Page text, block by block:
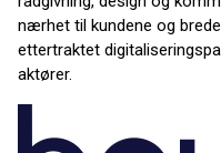
nærhet til kundene og
ettertraktet
aktører.